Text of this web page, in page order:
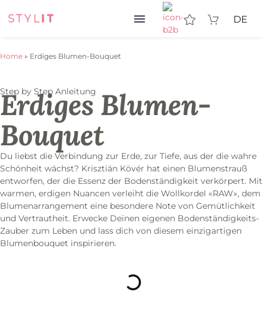
DE
Home » Erdiges Blumen-Bouquet
Step by Step Anleitung
Erdiges Blumen-
Bouquet
Du liebst die Verbindung zur Erde, zur Tiefe, aus der die wahre
Schönheit wächst? Krisztián Kövér hat einen Blumenstrauß
entworfen, der die Essenz der Bodenständigkeit verkörpert. Mit
warmen, erdigen Nuancen verleiht die Wollkordel «RAW», dem
Blumenarrangement eine besondere Note von Gemütlichkeit
und Vertrautheit. Erwecke Deinen eigenen Bodenständigkeits-
Zauber zum Leben und lass dich von diesem einzigartigen
Blumenbouquet inspirieren.